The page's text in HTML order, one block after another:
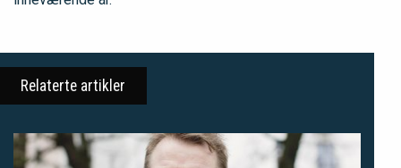
Relaterte artikler